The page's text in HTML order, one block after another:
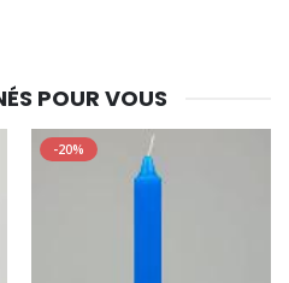
POUR VOUS
-20%